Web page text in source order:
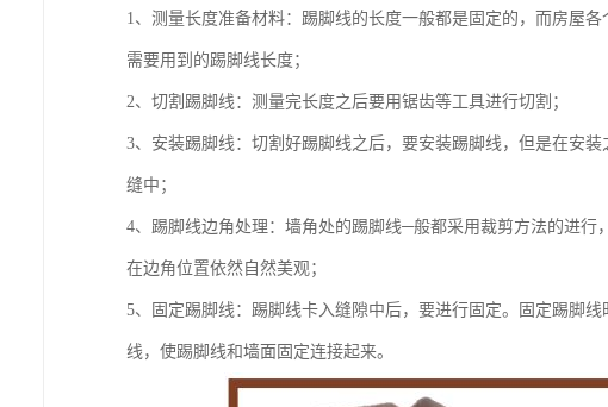
1、测量长度准备材料：踢脚线的长度一般都是固定的，而房屋
需要用到的踢脚线长度；
2、切割踢脚线：测量完长度之后要用锯齿等工具进行切割；
3、安装踢脚线：切割好踢脚线之后，要安装踢脚线，但是在安
缝中；
4、踢脚线边角处理：墙角处的踢脚线─般都采用裁剪方法的进
在边角位置依然自然美观；
5、固定踢脚线：踢脚线卡入缝隙中后，要进行固定。固定踢脚
线，使踢脚线和墙面固定连接起来。